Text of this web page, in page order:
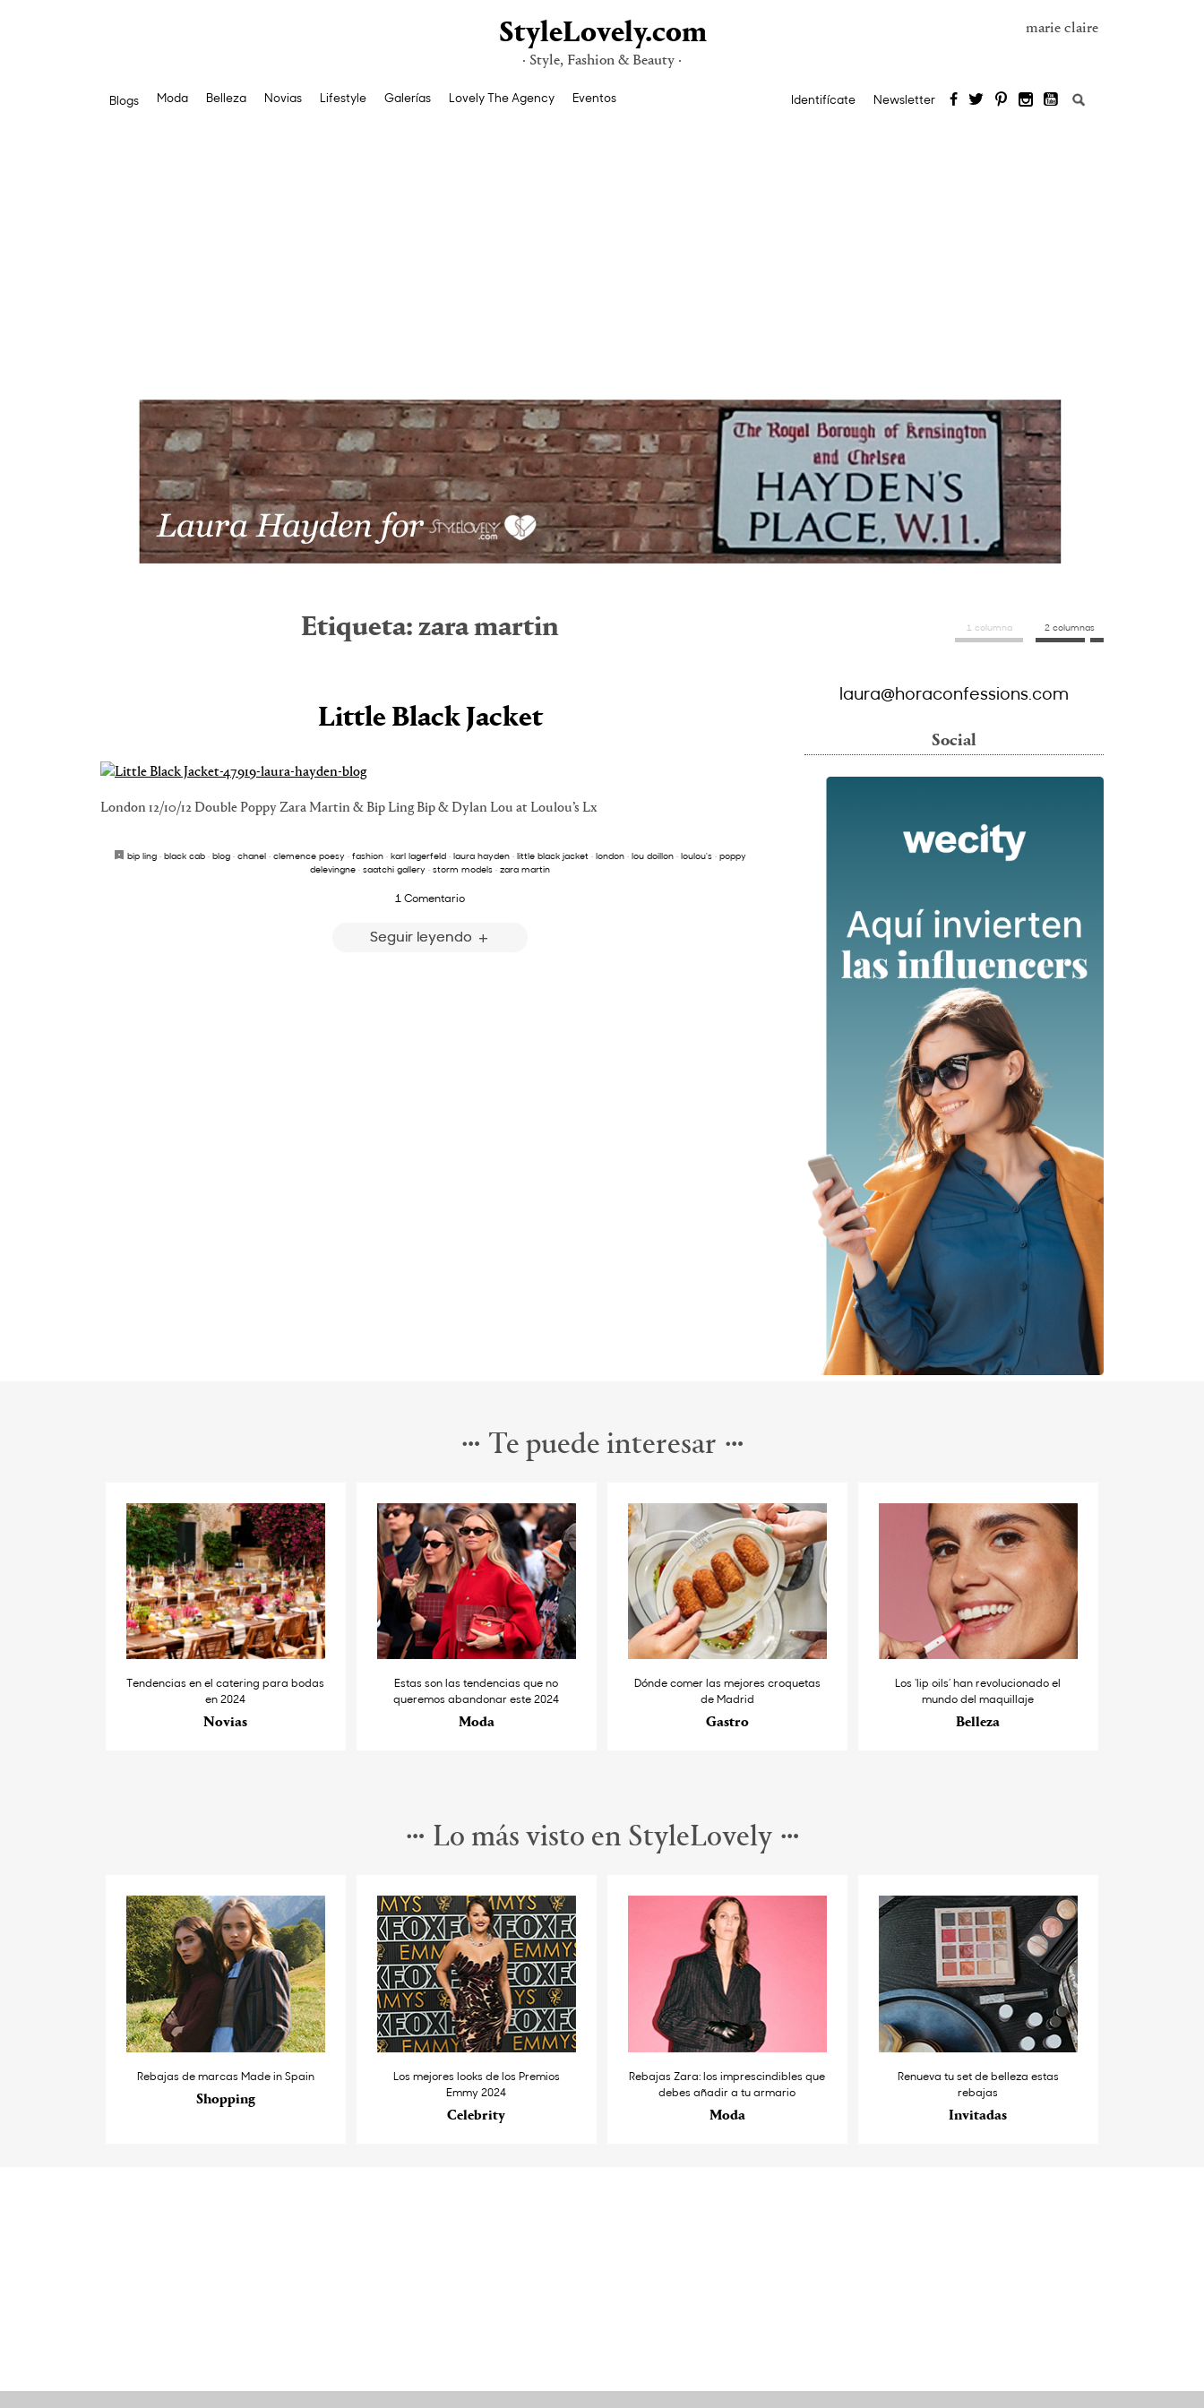
StyleLovely.com
· Style, Fashion & Beauty ·
marie claire
Blogs Moda Belleza Novias Lifestyle Galerías Lovely The Agency Eventos Identifícate Newsletter Buscar:
Etiqueta: zara martin
Little Black Jacket
London 12/10/12 Double Poppy Zara Martin & Bip Ling Bip & Dylan Lou at Loulou’s Lx
bip ling · black cab · blog · chanel · clemence poesy · fashion · karl lagerfeld · laura hayden · little black jacket · london · lou doillon · loulou's · poppy
delevingne · saatchi gallery · storm models · zara martin
1 Comentario
Seguir leyendo
1 columna 2 columnas
laura@horaconfessions.com
Social
Te puede interesar
Tendencias en el catering para bodas
en 2024
Novias
Estas son las tendencias que no
queremos abandonar este 2024
Moda
Dónde comer las mejores croquetas
de Madrid
Gastro
Los ‘lip oils’ han revolucionado el
mundo del maquillaje
Belleza
Lo más visto en StyleLovely
Rebajas de marcas Made in Spain
Shopping
Los mejores looks de los Premios
Emmy 2024
Celebrity
Rebajas Zara: los imprescindibles que
debes añadir a tu armario
Moda
Renueva tu set de belleza estas
rebajas
Invitadas